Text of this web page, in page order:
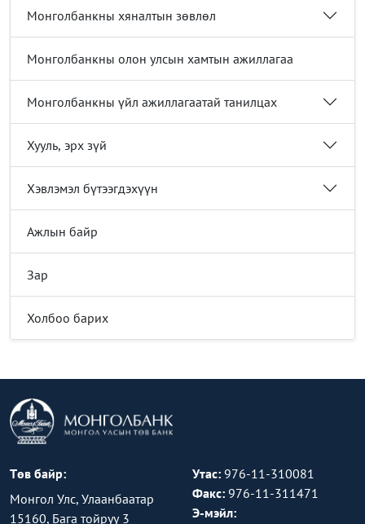
Монголбанкны хяналтын зөвлөл
Монголбанкны олон улсын хамтын ажиллагаа
Монголбанкны үйл ажиллагаатай танилцах
Хууль, эрх зүй
Хэвлэмэл бүтээгдэхүүн
Ажлын байр
Зар
Холбоо барих
Төв байр:
Монгол Улс, Улаанбаатар
15160, Бага тойруу 3
Утас: 976-11-310081
Факс: 976-11-311471
Э-мэйл: